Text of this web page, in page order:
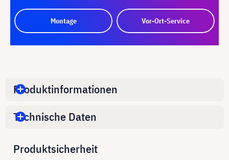
Montage Vor-Ort-Service
Produktinformationen
Technische Daten
Produktsicherheit